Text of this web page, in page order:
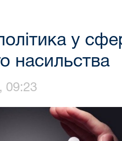
у
насильства
09:23